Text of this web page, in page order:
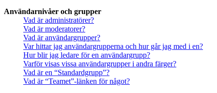
Användarnivåer och grupper
Vad är administratörer?
Vad är moderatorer?
Vad är användargrupper?
Var hittar jag användargrupperna och hur går jag med i en?
Hur blir jag ledare för en användargrupp?
Varför visas vissa användargrupper i andra färger?
Vad är en “Standardgrupp”?
Vad är “Teamet”-länken för något?